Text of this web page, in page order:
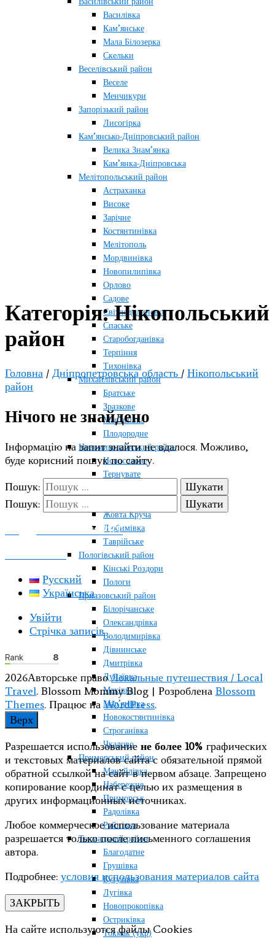
Василівка
Кам’янське
Мала Білозерка
Скельки
Веселівський район
Веселе
Менчикури
Запорізький район
Лисогірка
Кам’янсько-Дніпровський район
Велика Знам’янка
Кам’янка-Дніпровська
Мелітопольський район
Астраханка
Високе
Зарічне
Костянтинівка
Мелітополь
Мордвинівка
Новопилипівка
Орлово
Садове
Світлодолинське
Спаське
Старобогданівка
Терпіння
Тихонівка
Михайлівський район
Братське
Зразкове
Мар’янівка
Плодородне
Новомиколаївський район
Новосолоне
Тернувате
Жовта Круча
Любимівка
Таврійське
Пологівський район
Кінські Роздори
Пологи
Приазовський район
Білорічанське
Олександрівка
Володимирівка
Дівнинське
Дмитрівка
Дунаївка
Маківка
Мар’янівка
Новокостянтинівка
Строганівка
Чкалово
Приморський район
Мануйлівка
Набережне
Приморськ
Радолівка
Райнівка
Токмацький район
Благодатне
Грушівка
Кутузівка
Лугівка
Новопрокопівка
Остриківка
Токмак (укр)
Категорія:Нікопольський
район
Головна / Дніпропетровська область / Нікопольський
район
Нічого не знайдено
Інформацію на запит знайти не вдалося. Можливо,
буде корисний пошук по сайту.
Пошук:
Пошук:
ПОДДЕРЖАТЬ ПРОЕКТ
Русский
Українська
Увійти
Стрічка записів
2026Авторське правоЛокальные путешествия / Local
Travel. Blossom Mommy Blog | Розроблена Blossom
Themes. Працює наWordPress.
Верх
Разрешается использование не более 10% графических
и текстовых материалов сайта с обязательной прямой
обратной ссылкой на сайт в первом абзаце. Запрещено
копирование координат с целью их размещения в
других информационных источниках.
Любое коммерческое использование материала
разрешается только после письменного соглашения
автора.
Подробнее: условия использования материалов сайта
ЗАКРЫТЬ
На сайте используются файлы Cookies